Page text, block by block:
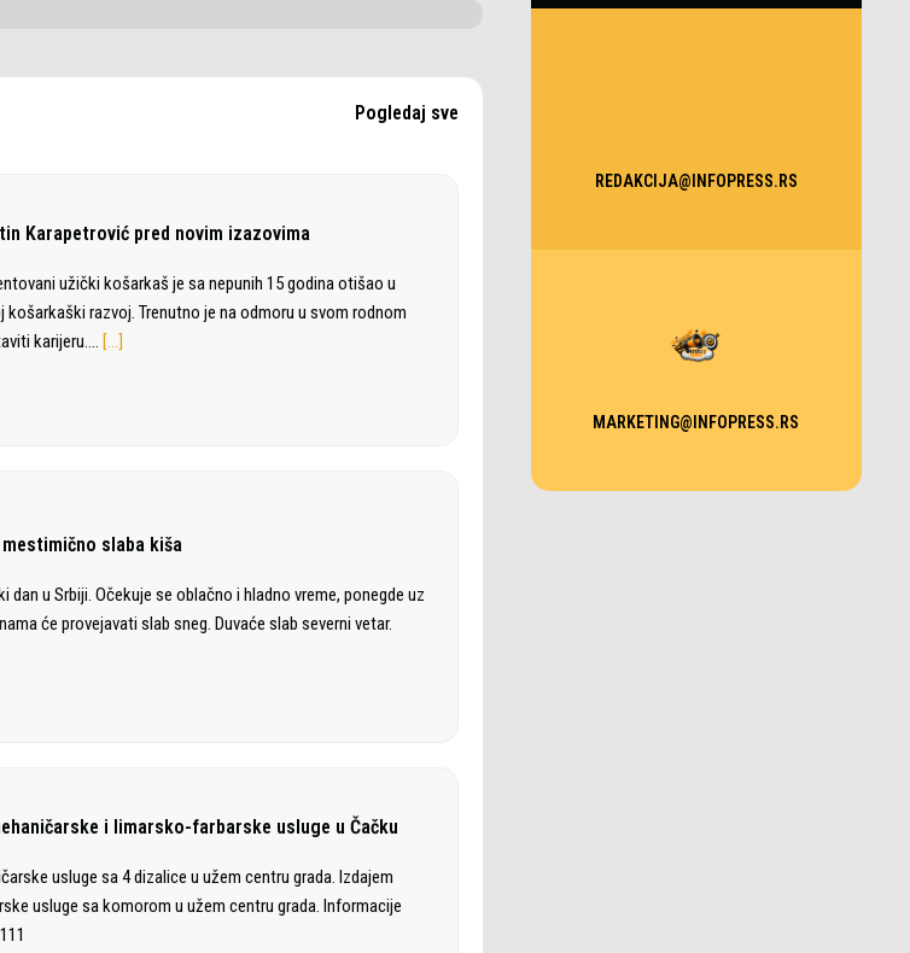
Pogledaj sve
Karapetrović pred novim izazovima
užički košarkaš je sa nepunih 15 godina otišao u
košarkaški razvoj. Trenutno je na odmoru u svom rodnom
karijeru.… […]
slaba kiša
dan u Srbiji. Očekuje se oblačno i hladno vreme, ponegde uz
će provejavati slab sneg. Duvaće slab severni vetar.
i limarsko-farbarske usluge u Čačku
usluge sa 4 dizalice u užem centru grada. Izdajem
usluge sa komorom u užem centru grada. Informacije
REDAKCIJA@INFOPRESS.RS
MARKETING@INFOPRESS.RS